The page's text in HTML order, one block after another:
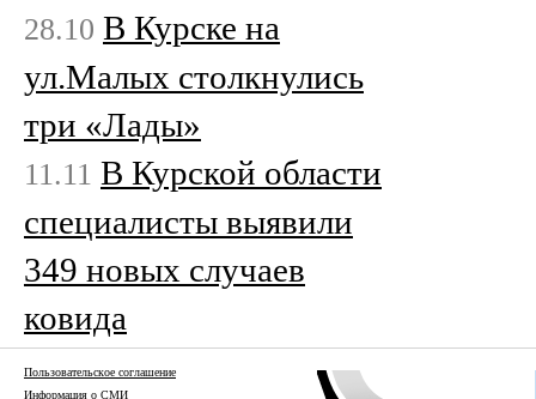
28.10 В Курске на
ул.Малых столкнулись
три «Лады»
11.11 В Курской области
специалисты выявили
349 новых случаев
ковида
Пользовательское соглашение
Информация о СМИ